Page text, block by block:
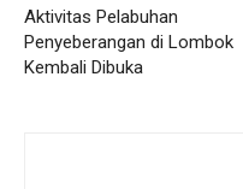
Aktivitas Pelabuhan
Penyeberangan di Lombok
Kembali Dibuka